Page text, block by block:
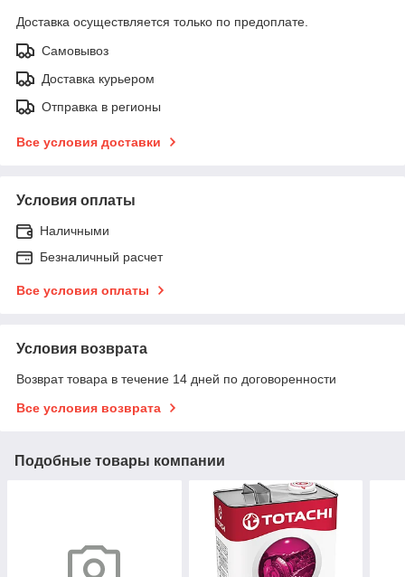
Доставка осуществляется только по предоплате.
Самовывоз
Доставка курьером
Отправка в регионы
Все условия доставки
Условия оплаты
Наличными
Безналичный расчет
Все условия оплаты
Условия возврата
Возврат товара в течение 14 дней по договоренности
Все условия возврата
Подобные товары компании